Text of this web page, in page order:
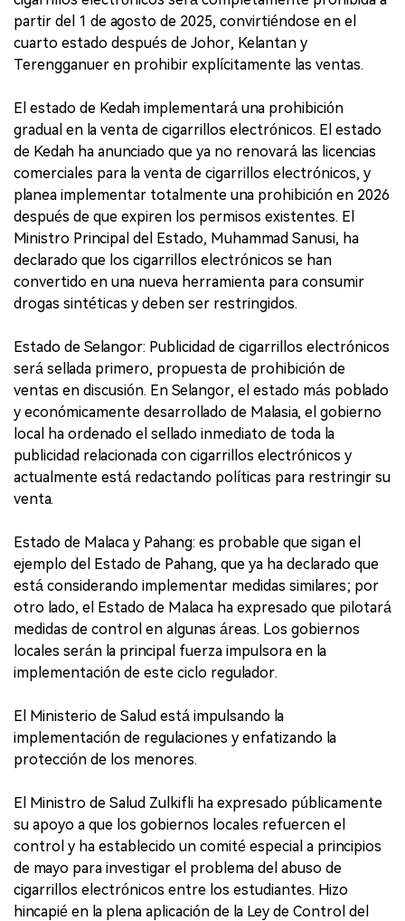
partir del 1 de agosto de 2025, convirtiéndose en el
cuarto estado después de Johor, Kelantan y
Terengganuer en prohibir explícitamente las ventas.
El estado de Kedah implementará una prohibición
gradual en la venta de cigarrillos electrónicos. El estado
de Kedah ha anunciado que ya no renovará las licencias
comerciales para la venta de cigarrillos electrónicos, y
planea implementar totalmente una prohibición en 2026
después de que expiren los permisos existentes. El
Ministro Principal del Estado, Muhammad Sanusi, ha
declarado que los cigarrillos electrónicos se han
convertido en una nueva herramienta para consumir
drogas sintéticas y deben ser restringidos.
Estado de Selangor: Publicidad de cigarrillos electrónicos
será sellada primero, propuesta de prohibición de
ventas en discusión. En Selangor, el estado más poblado
y económicamente desarrollado de Malasia, el gobierno
local ha ordenado el sellado inmediato de toda la
publicidad relacionada con cigarrillos electrónicos y
actualmente está redactando políticas para restringir su
venta.
Estado de Malaca y Pahang: es probable que sigan el
ejemplo del Estado de Pahang, que ya ha declarado que
está considerando implementar medidas similares; por
otro lado, el Estado de Malaca ha expresado que pilotará
medidas de control en algunas áreas. Los gobiernos
locales serán la principal fuerza impulsora en la
implementación de este ciclo regulador.
El Ministerio de Salud está impulsando la
implementación de regulaciones y enfatizando la
protección de los menores.
El Ministro de Salud Zulkifli ha expresado públicamente
su apoyo a que los gobiernos locales refuercen el
control y ha establecido un comité especial a principios
de mayo para investigar el problema del abuso de
cigarrillos electrónicos entre los estudiantes. Hizo
hincapié en la plena aplicación de la Ley de Control del